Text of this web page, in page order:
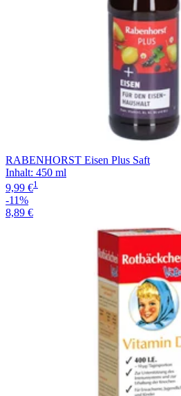
RABENHORST Eisen Plus Saft
Inhalt: 450 ml
9,99 €1
-11%
8,89 €